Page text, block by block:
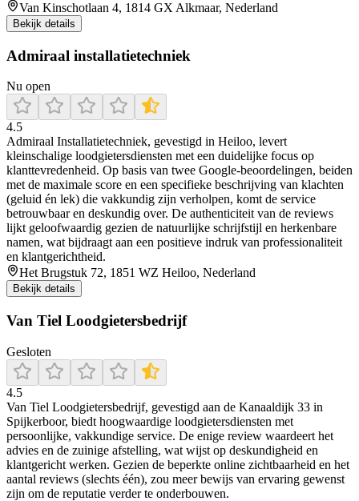
Van Kinschotlaan 4, 1814 GX Alkmaar, Nederland
Bekijk details
Admiraal installatietechniek
Nu open
4.5
Admiraal Installatietechniek, gevestigd in Heiloo, levert
kleinschalige loodgietersdiensten met een duidelijke focus op
klanttevredenheid. Op basis van twee Google-beoordelingen, beiden
met de maximale score en een specifieke beschrijving van klachten
(geluid én lek) die vakkundig zijn verholpen, komt de service
betrouwbaar en deskundig over. De authenticiteit van de reviews
lijkt geloofwaardig gezien de natuurlijke schrijfstijl en herkenbare
namen, wat bijdraagt aan een positieve indruk van professionaliteit
en klantgerichtheid.
Het Brugstuk 72, 1851 WZ Heiloo, Nederland
Bekijk details
Van Tiel Loodgietersbedrijf
Gesloten
4.5
Van Tiel Loodgietersbedrijf, gevestigd aan de Kanaaldijk 33 in
Spijkerboor, biedt hoogwaardige loodgietersdiensten met
persoonlijke, vakkundige service. De enige review waardeert het
advies en de zuinige afstelling, wat wijst op deskundigheid en
klantgericht werken. Gezien de beperkte online zichtbaarheid en het
aantal reviews (slechts één), zou meer bewijs van ervaring gewenst
zijn om de reputatie verder te onderbouwen.